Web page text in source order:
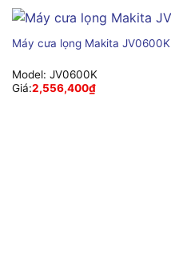
Máy cưa lọng Makita JV0600K
Model: JV0600K
Giá:2,556,400₫